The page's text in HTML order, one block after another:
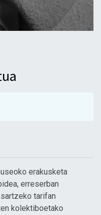
erakusketa
erreserban
tarifan
kolektiboetako